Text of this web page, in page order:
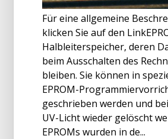
Für eine allgemeine
klicken Sie auf den
Halbleiterspeicher, deren
beim Ausschalten des
bleiben. Sie können in
EPROM-
geschrieben werden und
UV-Licht wieder gelöscht
EPROMs wurden in de...